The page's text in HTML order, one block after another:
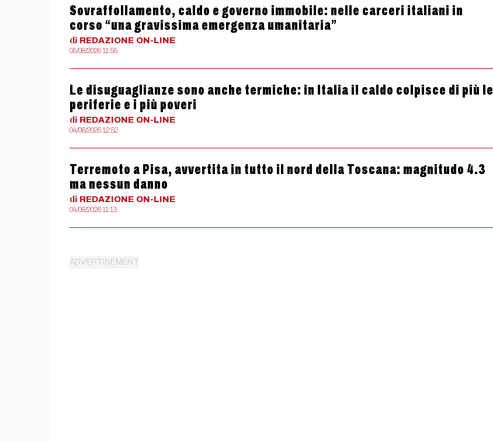
Sovraffollamento, caldo e governo immobile: nelle carceri italiani in
corso “una gravissima emergenza umanitaria”
di REDAZIONE ON-LINE
05/08/2026 11:55
Le disuguaglianze sono anche termiche: in Italia il caldo colpisce di più le
periferie e i più poveri
di REDAZIONE ON-LINE
04/08/2026 12:52
Terremoto a Pisa, avvertita in tutto il nord della Toscana: magnitudo 4.3
ma nessun danno
di REDAZIONE ON-LINE
04/08/2026 11:13